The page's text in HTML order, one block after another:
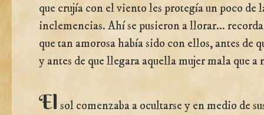
que crujía con el viento les protegía un poco de
inclemencias. Ahí se pusieron a llorar...
que tan amorosa había sido con ellos, antes de
y antes de que llegara aquella mujer mala que a
El sol comenzaba a ocultarse y en medio de